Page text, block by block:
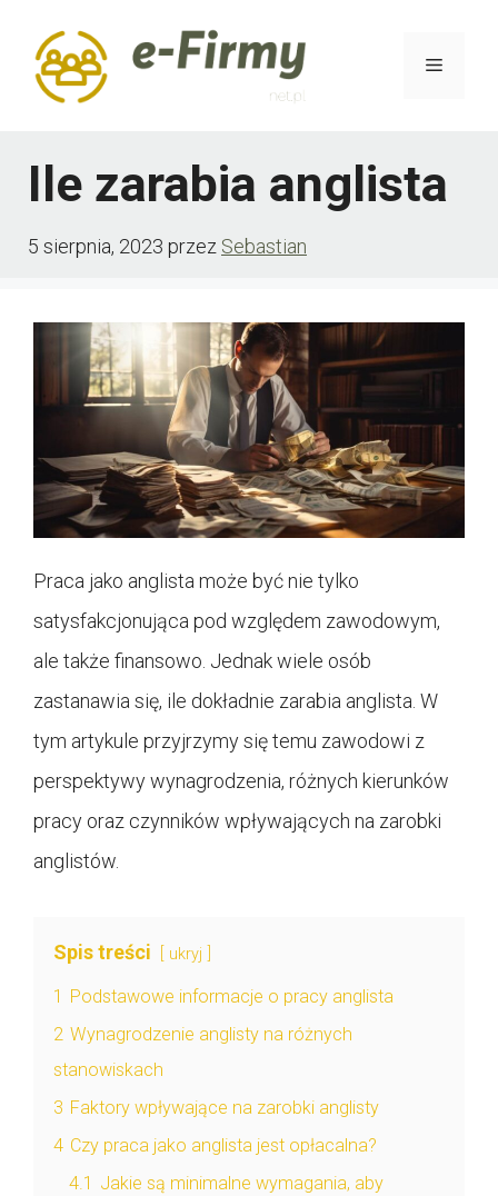
treści
Menu
Ile zarabia anglista
5 sierpnia, 2023 przez Sebastian
Praca jako anglista może być nie tylko
satysfakcjonująca pod względem zawodowym,
ale także finansowo. Jednak wiele osób
zastanawia się, ile dokładnie zarabia anglista. W
tym artykule przyjrzymy się temu zawodowi z
perspektywy wynagrodzenia, różnych kierunków
pracy oraz czynników wpływających na zarobki
anglistów.
Spis treści ukryj
1
Podstawowe informacje o pracy anglista
2 Wynagrodzenie anglisty na różnych
stanowiskach
3 Faktory wpływające na zarobki anglisty
4 Czy praca jako anglista jest opłacalna?
4.1 Jakie są minimalne wymagania, aby